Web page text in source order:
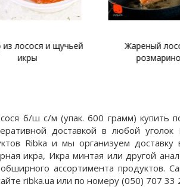
лосося и щучьей
икры
Жареный
розмарином
б/ш с/м (упак. 600 грамм) купить
доставкой в любой
Ribka и мы организуем
икра, Икра минтая или другой
ассортимента продуктов.
ribka.ua или по номеру (050) 707 33